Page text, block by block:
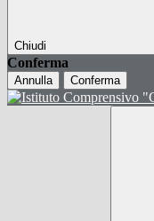
Chiudi
Conferma
Annulla Conferma